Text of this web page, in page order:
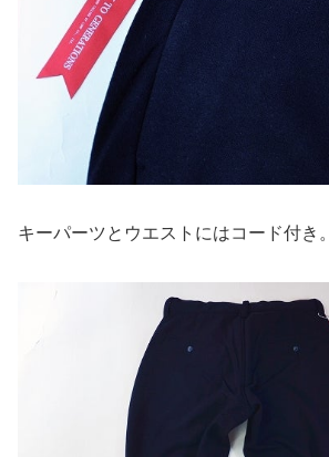
キーパーツとウエストにはコード付き。